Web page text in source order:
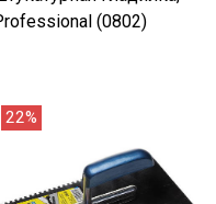
(0802)
22%